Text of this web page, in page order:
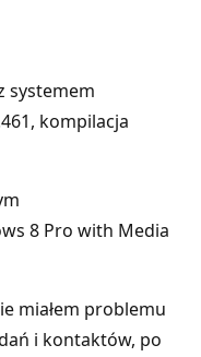
systemem
kompilacja
8 Pro with Media
miałem problemu
i kontaktów, po